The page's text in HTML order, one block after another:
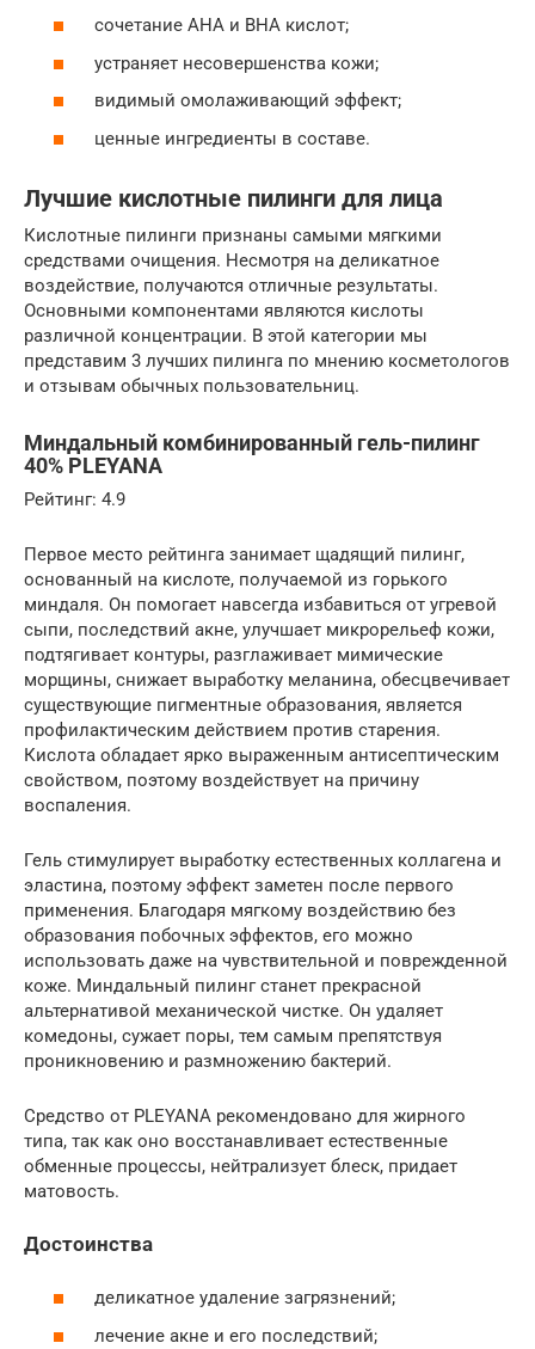
сочетание AHA и BHA кислот;
устраняет несовершенства кожи;
видимый омолаживающий эффект;
ценные ингредиенты в составе.
Лучшие кислотные пилинги для лица
Кислотные пилинги признаны самыми мягкими
средствами очищения. Несмотря на деликатное
воздействие, получаются отличные результаты.
Основными компонентами являются кислоты
различной концентрации. В этой категории мы
представим 3 лучших пилинга по мнению косметологов
и отзывам обычных пользовательниц.
Миндальный комбинированный гель-пилинг
40% PLEYANA
Рейтинг: 4.9
Первое место рейтинга занимает щадящий пилинг,
основанный на кислоте, получаемой из горького
миндаля. Он помогает навсегда избавиться от угревой
сыпи, последствий акне, улучшает микрорельеф кожи,
подтягивает контуры, разглаживает мимические
морщины, снижает выработку меланина, обесцвечивает
существующие пигментные образования, является
профилактическим действием против старения.
Кислота обладает ярко выраженным антисептическим
свойством, поэтому воздействует на причину
воспаления.
Гель стимулирует выработку естественных коллагена и
эластина, поэтому эффект заметен после первого
применения. Благодаря мягкому воздействию без
образования побочных эффектов, его можно
использовать даже на чувствительной и поврежденной
коже. Миндальный пилинг станет прекрасной
альтернативой механической чистке. Он удаляет
комедоны, сужает поры, тем самым препятствуя
проникновению и размножению бактерий.
Средство от PLEYANA рекомендовано для жирного
типа, так как оно восстанавливает естественные
обменные процессы, нейтрализует блеск, придает
матовость.
Достоинства
деликатное удаление загрязнений;
лечение акне и его последствий;